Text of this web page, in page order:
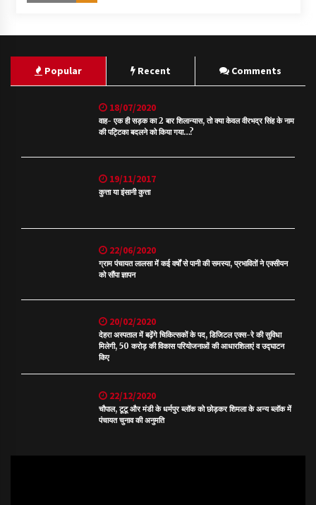
Popular Recent Comments
18/07/2020
वाह- एक ही सड़क का 2 बार शिलान्यास, तो क्या केवल वीरभद्र सिंह के नाम
की पट्टिका बदलने को किया गया…?
19/11/2017
कुत्ता या इंसानी कुत्ता
22/06/2020
ग्राम पंचायत लालसा में कई वर्षों से पानी की समस्या, प्रभावितों ने एक्सीयन
को सौंपा ज्ञापन
20/02/2020
देहरा अस्पताल में बढ़ेंगे चिकित्सकों के पद, डिजिटल एक्स-रे की सुविधा
मिलेगी, 50 करोड़ की विकास परियोजनाओं की आधारशिलाएं व उद्घाटन
किए
22/12/2020
चौपाल, टूटू और मंडी के धर्मपुर ब्लॉक को छोड़कर शिमला के अन्य ब्लॉक में
पंचायत चुनाव की अनुमति